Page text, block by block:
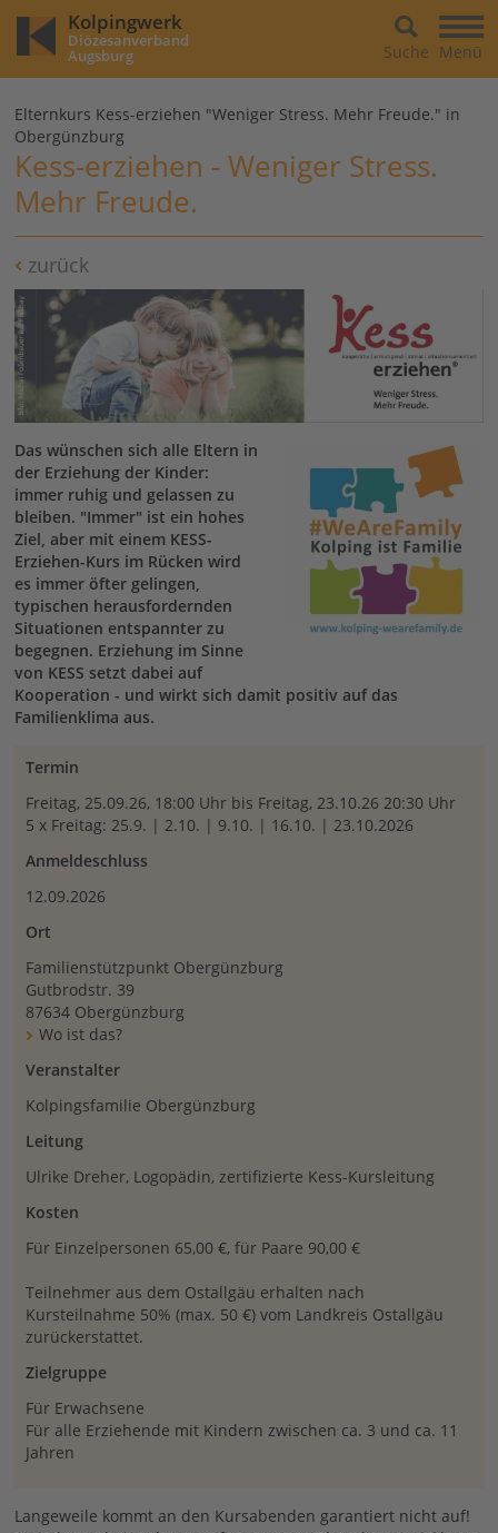
Kolpingwerk
Diözesanverband
Augsburg Menü
Suche
Elternkurs Kess-erziehen "Weniger Stress. Mehr Freude." in
Obergünzburg
Kess-erziehen - Weniger Stress.
Mehr Freude.
zurück
Das wünschen sich alle Eltern in
der Erziehung der Kinder:
immer ruhig und gelassen zu
bleiben. "Immer" ist ein hohes
Ziel, aber mit einem KESS-
Erziehen-Kurs im Rücken wird
es immer öfter gelingen,
typischen herausfordernden
Situationen entspannter zu
begegnen. Erziehung im Sinne
von KESS setzt dabei auf
Kooperation - und wirkt sich damit positiv auf das
Familienklima aus.
Termin
Freitag, 25.09.26, 18:00 Uhr bis Freitag, 23.10.26 20:30 Uhr
5 x Freitag: 25.9. | 2.10. | 9.10. | 16.10. | 23.10.2026
Anmeldeschluss
12.09.2026
Ort
Familienstützpunkt Obergünzburg
Gutbrodstr. 39
87634 Obergünzburg
Wo ist das?
Veranstalter
Kolpingsfamilie Obergünzburg
Leitung
Ulrike Dreher, Logopädin, zertifizierte Kess-Kursleitung
Kosten
Für Einzelpersonen 65,00 €, für Paare 90,00 €
Teilnehmer aus dem Ostallgäu erhalten nach
Kursteilnahme 50% (max. 50 €) vom Landkreis Ostallgäu
zurückerstattet.
Zielgruppe
Für Erwachsene
Für alle Erziehende mit Kindern zwischen ca. 3 und ca. 11
Jahren
Langeweile kommt an den Kursabenden garantiert nicht auf!